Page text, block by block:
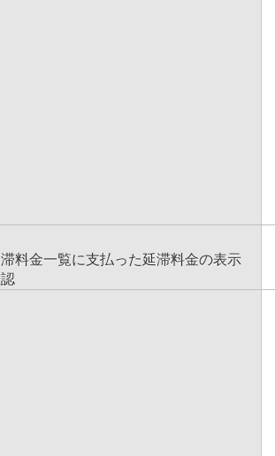
料金一覧に支払った延滞料金の表示